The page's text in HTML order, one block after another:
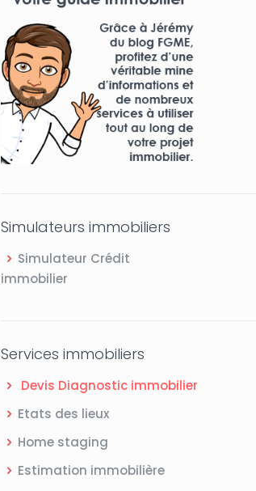
Simulateurs immobiliers
Simulateur Crédit
immobilier
Services immobiliers
Devis Diagnostic immobilier
Etats des lieux
Home staging
Estimation immobilière